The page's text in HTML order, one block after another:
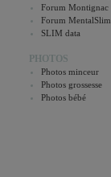
Forum Montignac
Forum MentalSlim
SLIM data
PHOTOS
Photos minceur
Photos grossesse
Photos bébé